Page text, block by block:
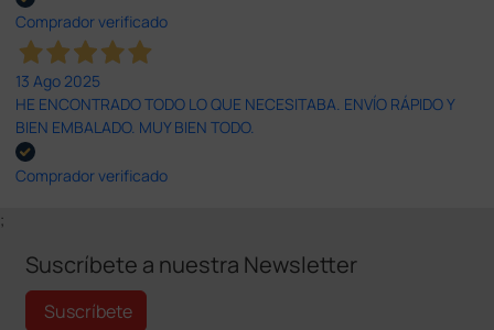
Comprador verificado
13 Ago 2025
HE ENCONTRADO TODO LO QUE NECESITABA. ENVÍO RÁPIDO Y
BIEN EMBALADO. MUY BIEN TODO.
Comprador verificado
;
Suscríbete a nuestra Newsletter
Suscríbete